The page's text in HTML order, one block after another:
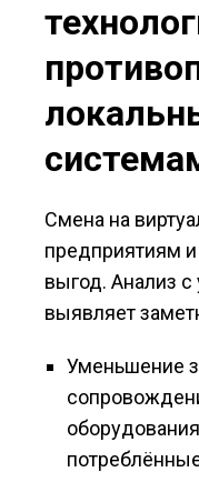
Смена на
предприятиям
выгод. Анализ
выявляет
Уменьшение